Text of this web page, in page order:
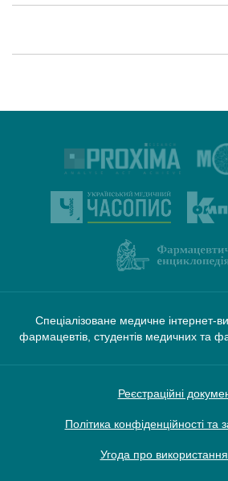
Спеціалізоване медичне інтернет-
фармацевтів, студентів медичних та
Реєстраційні
Політика конфіденційності та
Угода про